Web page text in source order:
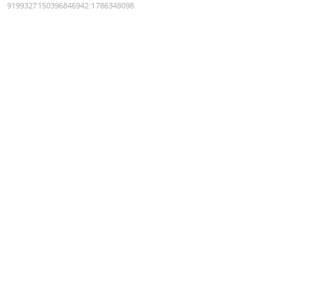
9199327150396846942:1786348098